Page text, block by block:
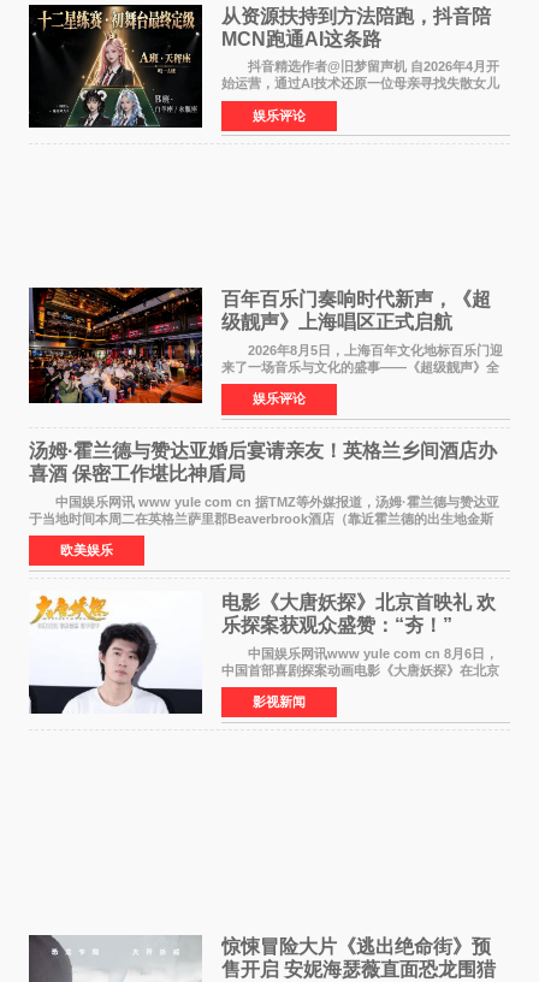
从资源扶持到方法陪跑，抖音陪
MCN跑通AI这条路
抖音精选作者@旧梦留声机 自2026年4月开
始运营，通过AI技术还原一位母亲寻找失散女儿
的故事，凭借强情感表达获得大量用户关注，发
布仅21小时便获得超1亿曝光、超1000万互动。
此后，账号持续沿
娱乐评论
百年百乐门奏响时代新声，《超
级靓声》上海唱区正式启航
2026年8月5日，上海百年文化地标百乐门迎
来了一场音乐与文化的盛事——《超级靓声》全
国励志音乐公益节目上海唱区新闻发布会暨启动
仪式在此隆重举行。各界领导、嘉宾与媒体朋友
齐聚一堂，共同
娱乐评论
汤姆·霍兰德与赞达亚婚后宴请亲友！英格兰乡间酒店办
喜酒 保密工作堪比神盾局
中国娱乐网讯 www yule com cn 据TMZ等外媒报道，汤姆·霍兰德与赞达亚
于当地时间本周二在英格兰萨里郡Beaverbrook酒店（靠近霍兰德的出生地金斯
顿）举办婚宴，邀请家人与朋友们喝喜酒，庆祝
欧美娱乐
电影《大唐妖探》北京首映礼 欢
乐探案获观众盛赞：“夯！”
中国娱乐网讯www yule com cn 8月6日，
中国首部喜剧探案动画电影《大唐妖探》在北京
举办电影首映礼。导演程腾、联合导演黄珉、总
制片人曹紫建、制片人李莹莹，配音导演张喆，
对白指导程寅，领
影视新闻
惊悚冒险大片《逃出绝命街》预
售开启 安妮海瑟薇直面恐龙围猎